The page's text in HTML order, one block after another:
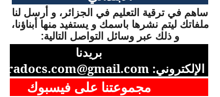
ساهم في ترقية التعليم في الجزائر، و أرسل لنا
ملفاتك ليتم نشرها باسمك و يستفيد منها أبناؤنا،
و ذلك عبر وسائل التواصل التالية:
بريدنا
الإلكتروني:
مجموعتنا على فيسبوك